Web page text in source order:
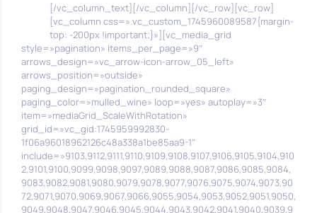
[/vc_column_text][/vc_column][/vc_row][vc_row]
[vc_column css=».vc_custom_1745960089587{margin-
top: -200px !important;}»][vc_media_grid
style=»pagination» items_per_page=»9″
arrows_design=»vc_arrow-icon-arrow_05_left»
arrows_position=»outside»
paging_design=»pagination_rounded_square»
paging_color=»mulled_wine» loop=»yes» autoplay=»3″
item=»mediaGrid_ScaleWithRotation»
grid_id=»vc_gid:1745959992830-
1f06a96018962126c48a338a1be85aa9-1″
include=»9103,9112,9111,9110,9109,9108,9107,9106,9105,9104,910
2,9101,9100,9099,9098,9097,9089,9088,9087,9086,9085,9084,
9083,9082,9081,9080,9079,9078,9077,9076,9075,9074,9073,90
72,9071,9070,9069,9067,9066,9055,9054,9053,9052,9051,9050,
9049,9048,9047,9046,9045,9044,9043,9042,9041,9040,9039,9